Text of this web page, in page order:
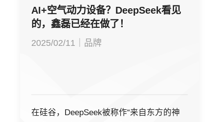
AI+空气动力设备？DeepSeek看见
的，鑫磊已经在做了！
2025/02/11｜品牌
在硅谷，DeepSeek被称作“来自东方的神